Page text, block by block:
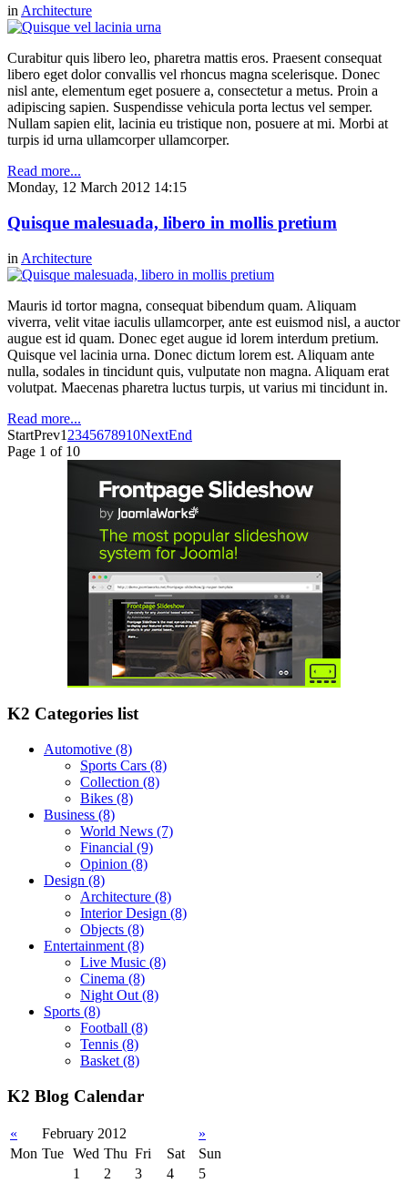
in Architecture
Curabitur quis libero leo, pharetra mattis eros. Praesent consequat
libero eget dolor convallis vel rhoncus magna scelerisque. Donec
nisl ante, elementum eget posuere a, consectetur a metus. Proin a
adipiscing sapien. Suspendisse vehicula porta lectus vel semper.
Nullam sapien elit, lacinia eu tristique non, posuere at mi. Morbi at
turpis id urna ullamcorper ullamcorper.
Read more...
Monday, 12 March 2012 14:15
Quisque malesuada, libero in mollis pretium
in Architecture
Mauris id tortor magna, consequat bibendum quam. Aliquam
viverra, velit vitae iaculis ullamcorper, ante est euismod nisl, a auctor
augue est id quam. Donec eget augue id lorem interdum pretium.
Quisque vel lacinia urna. Donec dictum lorem est. Aliquam ante
nulla, sodales in tincidunt quis, vulputate non magna. Aliquam erat
volutpat. Maecenas pharetra luctus turpis, ut varius mi tincidunt in.
Read more...
StartPrev1 2345678910NextEnd
Page 1 of 10
K2 Categories list
Automotive (8)
Sports Cars (8)
Collection (8)
Bikes (8)
Business (8)
World News (7)
Financial (9)
Opinion (8)
Design (8)
Architecture (8)
Interior Design (8)
Objects (8)
Entertainment (8)
Live Music (8)
Cinema (8)
Night Out (8)
Sports (8)
Football (8)
Tennis (8)
Basket (8)
K2 Blog Calendar
« February 2012
»
Mon Tue Wed Thu Fri Sat
Sun
1
2 3 4
5